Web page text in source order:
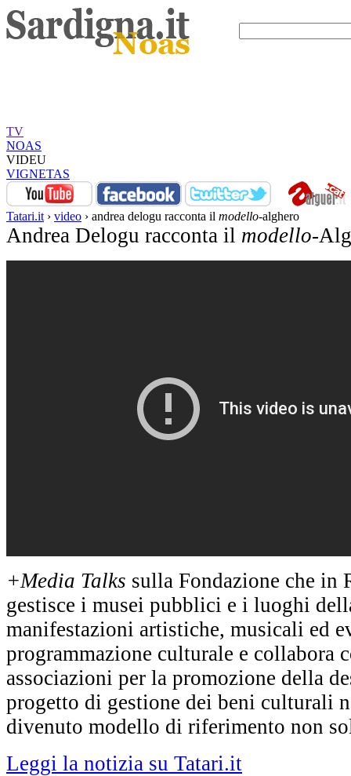
TV
NOAS
VIDEU
VIGNETAS
Tatari.it › video › andrea delogu racconta il modello-alghero
Andrea Delogu racconta il modello-
+Media Talks sulla Fondazione che in
gestisce i musei pubblici e i luoghi
manifestazioni artistiche, musicali ed
programmazione culturale e collabora
associazioni per la promozione della
progetto di gestione dei beni culturali
divenuto modello di riferimento non
Leggi la notizia su Tatari.it